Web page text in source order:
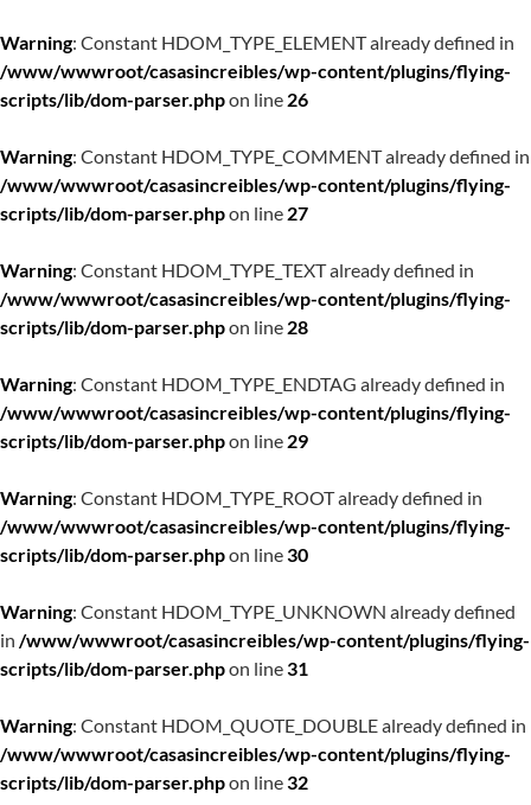
Warning: Constant HDOM_TYPE_ELEMENT already defined in
/www/wwwroot/casasincreibles/wp-content/plugins/flying-
scripts/lib/dom-parser.phpon line 26
Warning: Constant HDOM_TYPE_COMMENT already defined in
/www/wwwroot/casasincreibles/wp-content/plugins/flying-
scripts/lib/dom-parser.phpon line 27
Warning: Constant HDOM_TYPE_TEXT already defined in
/www/wwwroot/casasincreibles/wp-content/plugins/flying-
scripts/lib/dom-parser.phpon line 28
Warning: Constant HDOM_TYPE_ENDTAG already defined in
/www/wwwroot/casasincreibles/wp-content/plugins/flying-
scripts/lib/dom-parser.phpon line 29
Warning: Constant HDOM_TYPE_ROOT already defined in
/www/wwwroot/casasincreibles/wp-content/plugins/flying-
scripts/lib/dom-parser.phpon line30
Warning: Constant HDOM_TYPE_UNKNOWN already defined
in /www/wwwroot/casasincreibles/wp-content/plugins/flying-
scripts/lib/dom-parser.phpon line31
Warning: Constant HDOM_QUOTE_DOUBLE already defined in
/www/wwwroot/casasincreibles/wp-content/plugins/flying-
scripts/lib/dom-parser.phpon line32